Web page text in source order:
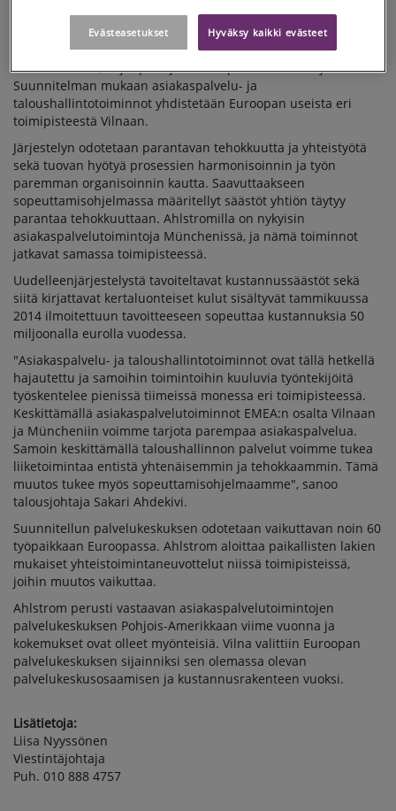
perustamista Vilnaan, Liettuaan, tukemaan liiketoimintaansa
Euroopassa. Uuteen palvelukeskukseen suunnitellaan
keskitettävän EMEA-alueen (Eurooppa, Lähi-Itä ja Afrikka)
taloushallinto-, kirjanpito- ja asiakaspalvelutoimintoja.
Suunnitelman mukaan asiakaspalvelu- ja
taloushallintotoiminnot yhdistetään Euroopan useista eri
toimipisteestä Vilnaan.
Järjestelyn odotetaan parantavan tehokkuutta ja yhteistyötä
sekä tuovan hyötyä prosessien harmonisoinnin ja työn
paremman organisoinnin kautta. Saavuttaakseen
sopeuttamisohjelmassa määritellyt säästöt yhtiön täytyy
parantaa tehokkuuttaan. Ahlstromilla on nykyisin
asiakaspalvelutoimintoja Münchenissä, ja nämä toiminnot
jatkavat samassa toimipisteessä.
Uudelleenjärjestelystä tavoiteltavat kustannussäästöt sekä
siitä kirjattavat kertaluonteiset kulut sisältyvät tammikuussa
2014 ilmoitettuun tavoitteeseen sopeuttaa kustannuksia 50
miljoonalla eurolla vuodessa.
"Asiakaspalvelu- ja taloushallintotoiminnot ovat tällä hetkellä
hajautettu ja samoihin toimintoihin kuuluvia työntekijöitä
työskentelee pienissä tiimeissä monessa eri toimipisteessä.
Keskittämällä asiakaspalvelutoiminnot EMEA:n osalta Vilnaan
ja Müncheniin voimme tarjota parempaa asiakaspalvelua.
Samoin keskittämällä taloushallinnon palvelut voimme tukea
liiketoimintaa entistä yhtenäisemmin ja tehokkaammin. Tämä
muutos tukee myös sopeuttamisohjelmaamme", sanoo
talousjohtaja Sakari Ahdekivi.
Suunnitellun palvelukeskuksen odotetaan vaikuttavan noin 60
työpaikkaan Euroopassa. Ahlstrom aloittaa paikallisten lakien
mukaiset yhteistoimintaneuvottelut niissä toimipisteissä,
joihin muutos vaikuttaa.
Ahlstrom perusti vastaavan asiakaspalvelutoimintojen
palvelukeskuksen Pohjois-Amerikkaan viime vuonna ja
kokemukset ovat olleet myönteisiä. Vilna valittiin Euroopan
palvelukeskuksen sijainniksi sen olemassa olevan
palvelukeskusosaamisen ja kustannusrakenteen vuoksi.
Lisätietoja:
Liisa Nyyssönen
Viestintäjohtaja
Puh. 010 888 4757
Hyväksy kaikki evästeet
Evästeasetukset